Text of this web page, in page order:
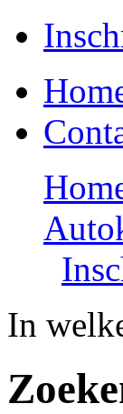
In